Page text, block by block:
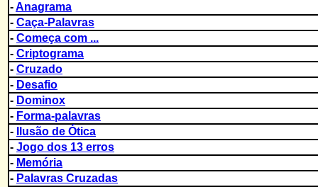
-Anagrama
- Caça-Palavras
- Começa com ...
- Criptograma
- Cruzado
- Desafio
- Dominox
- Forma-palavras
-
Ilusão de Ótica
- Jogo dos 13 erros
- Memória
- Palavras Cruzadas